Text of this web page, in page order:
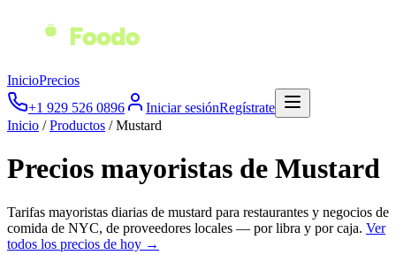
InicioPrecios
+1 929 526 0896
Iniciar sesiónRegístrate
Inicio /Productos /Mustard
Precios mayoristas de Mustard
Tarifas mayoristas diarias de mustard para restaurantes y negocios de
comida de NYC, de proveedores locales — por libra y por caja. Ver
todos los precios de hoy →